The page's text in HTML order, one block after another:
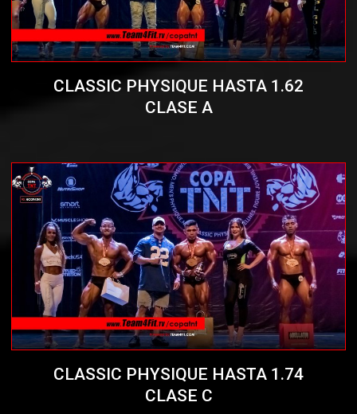
CLASSIC PHYSIQUE HASTA 1.62
CLASE A
CLASSIC PHYSIQUE HASTA 1.74
CLASE C